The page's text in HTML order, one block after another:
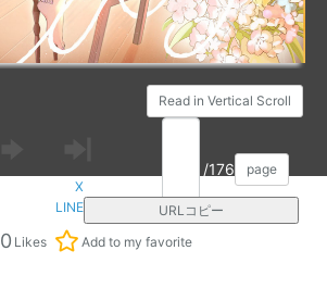
Read in Vertical Scroll
/176
page
X
LINE
URLコピー
0 Likes Add to my favorite